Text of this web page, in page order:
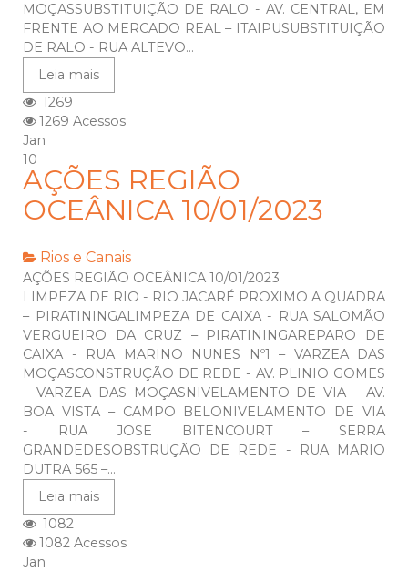
MOÇASSUBSTITUIÇÃO DE RALO - AV. CENTRAL, EM
FRENTE AO MERCADO REAL – ITAIPUSUBSTITUIÇÃO
DE RALO - RUA ALTEVO...
Leia mais
1269
1269 Acessos
Jan
10
AÇÕES REGIÃO
OCEÂNICA 10/01/2023
Rios e Canais
AÇÕES REGIÃO OCEÂNICA 10/01/2023
LIMPEZA DE RIO - RIO JACARÉ PROXIMO A QUADRA
– PIRATININGALIMPEZA DE CAIXA - RUA SALOMÃO
VERGUEIRO DA CRUZ – PIRATININGAREPARO DE
CAIXA - RUA MARINO NUNES Nº1 – VARZEA DAS
MOÇASCONSTRUÇÃO DE REDE - AV. PLINIO GOMES
– VARZEA DAS MOÇASNIVELAMENTO DE VIA - AV.
BOA VISTA – CAMPO BELONIVELAMENTO DE VIA
- RUA JOSE BITENCOURT – SERRA
GRANDEDESOBSTRUÇÃO DE REDE - RUA MARIO
DUTRA 565 –...
Leia mais
1082
1082 Acessos
Jan